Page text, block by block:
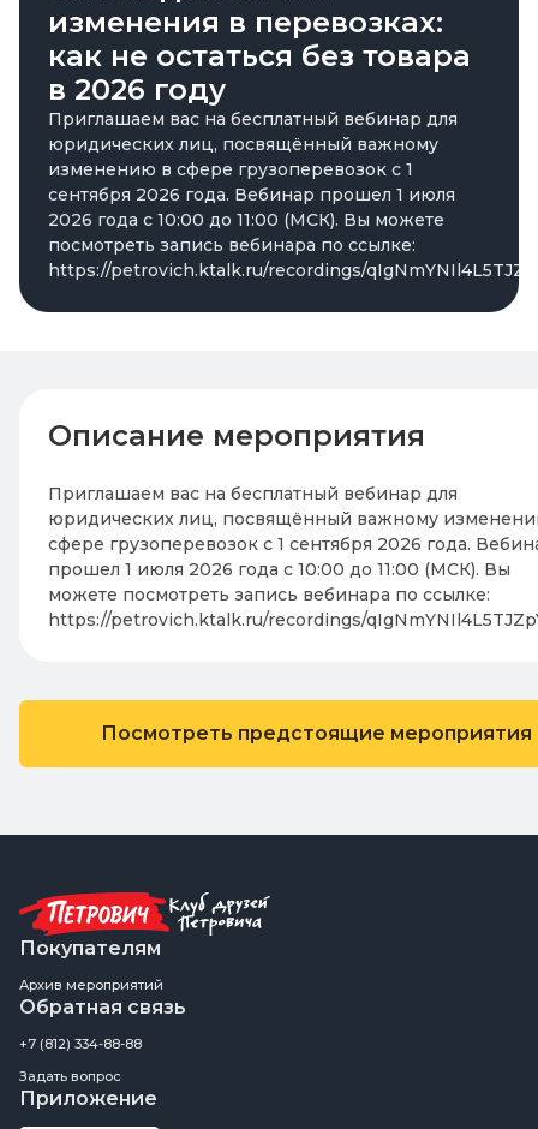
изменения в перевозках:
как не остаться без товара
в 2026 году
Приглашаем вас на бесплатный вебинар для
юридических лиц, посвящённый важному
изменению в сфере грузоперевозок с 1
сентября 2026 года. Вебинар прошел 1 июля
2026 года с 10:00 до 11:00 (МСК). Вы можете
посмотреть запись вебинара по ссылке:
https://petrovich.ktalk.ru/recordings/
Описание мероприятия
Приглашаем вас на бесплатный вебинар для
юридических лиц, посвящённый важному
сфере грузоперевозок с 1 сентября 2026 года.
прошел 1 июля 2026 года с 10:00 до 11:00 (МСК). Вы
можете посмотреть запись вебинара по ссылке:
https://petrovich.ktalk.ru/recordings/
Посмотреть предстоящие мероприятия
Покупателям
Архив мероприятий
Обратная связь
+7 (812) 334-88-88
Задать вопрос
Приложение